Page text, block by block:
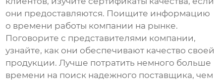
они предоставляются. Поищите информацию
о времени работы компании на рынке.
Поговорите с представителями компании,
узнайте, как они обеспечивают качество своей
продукции. Лучше потратить немного больше
времени на поиск надежного поставщика, чем